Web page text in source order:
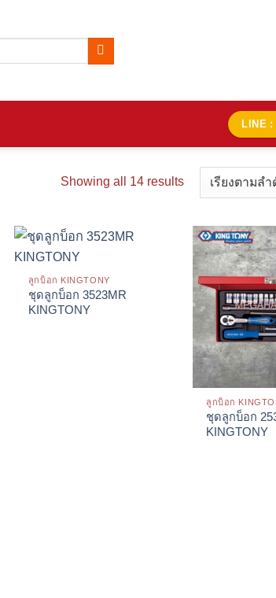
LINE :
Showing all 14 resultsSorted
ลูกบ็อก KINGTONY
ชุดลูกบ็อก 3523MR
KINGTONY
ลูกบ็อก
ชุดลูกบ็อก
KINGTONY